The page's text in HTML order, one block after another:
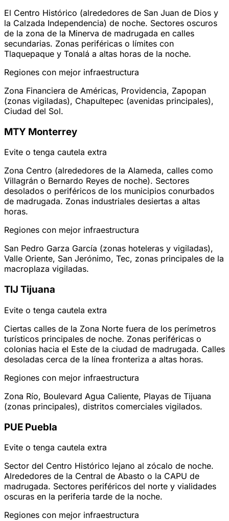
El Centro Histórico (alrededores de San Juan de Dios y
la Calzada Independencia) de noche. Sectores oscuros
de la zona de la Minerva de madrugada en calles
secundarias. Zonas periféricas o límites con
Tlaquepaque y Tonalá a altas horas de la noche.
Regiones con mejor infraestructura
Zona Financiera de Américas, Providencia, Zapopan
(zonas vigiladas), Chapultepec (avenidas principales),
Ciudad del Sol.
MTY Monterrey
Evite o tenga cautela extra
Zona Centro (alrededores de la Alameda, calles como
Villagrán o Bernardo Reyes de noche). Sectores
desolados o periféricos de los municipios conurbados
de madrugada. Zonas industriales desiertas a altas
horas.
Regiones con mejor infraestructura
San Pedro Garza García (zonas hoteleras y vigiladas),
Valle Oriente, San Jerónimo, Tec, zonas principales de la
macroplaza vigiladas.
TIJ Tijuana
Evite o tenga cautela extra
Ciertas calles de la Zona Norte fuera de los perímetros
turísticos principales de noche. Zonas periféricas o
colonias hacia el Este de la ciudad de madrugada. Calles
desoladas cerca de la línea fronteriza a altas horas.
Regiones con mejor infraestructura
Zona Río, Boulevard Agua Caliente, Playas de Tijuana
(zonas principales), distritos comerciales vigilados.
PUE Puebla
Evite o tenga cautela extra
Sector del Centro Histórico lejano al zócalo de noche.
Alrededores de la Central de Abasto o la CAPU de
madrugada. Sectores periféricos del norte y vialidades
oscuras en la periferia tarde de la noche.
Regiones con mejor infraestructura